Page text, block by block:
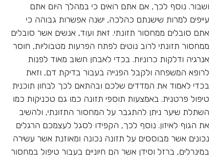
ושבור. נוסף לכך, אם אתם רואים כי במהלך היום אתם
עייפים למרות שישנתם כהלכה, ישנה אפשרות גבוהה כי
אתם סובלים ממחסור תזונתי. זאת ועוד, אנשים אשר סובלים
ממחסור תזונתי לרוב נוטים לפתח הפרעות מטבוליות, חוסר
אנרגיה ודלקות כרוניות. בכדי לאבחן חשוב מאוד לפנות
לרופא המשפחה ולקבל הפנייה בעבור בדיקת דם, וזאת
בכדי לאמוד את המדדים שלכם ובהתאם לכך לבחון תוכנית
טיפול פרטנית. באמצעות תוספי תזונה כמו גם טכניקות כמו
השתלת שיער ניתן להתגבר על המחסור התזונתי, ולהשיב
את הגוף לאיזון. נוסף לכך, הקפידו לסגל לעצמכם הרגלים
נכונים אשר מבוססים על תזונה נכונה ומאוזנת אשר עשירה
במינרלים, ברזל וסידן אשר הם חיוניים בעבור טיפול במחסור